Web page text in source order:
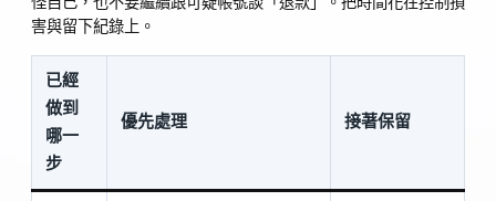
害與留下紀錄上。
已經
做到
哪一
步
優先處理 接著保留